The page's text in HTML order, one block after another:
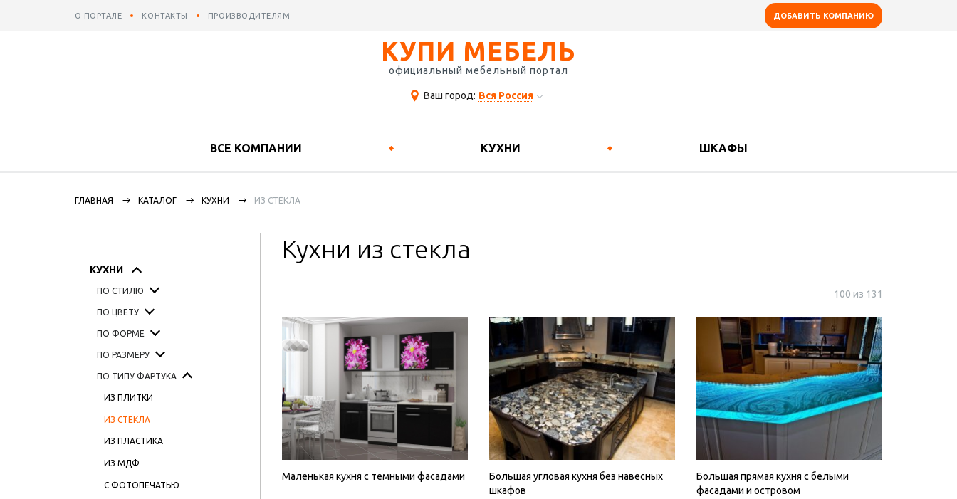
О ПОРТАЛЕ КОНТАКТЫ ПРОИЗВОДИТЕЛЯМ ДОБАВИТЬ КОМПАНИЮ
КУПИ МЕБЕЛЬ
официальный мебельный портал
Ваш город: Вся Россия
ВСЕ КОМПАНИИ КУХНИ ШКАФЫ
ГЛАВНАЯ КАТАЛОГ КУХНИ ИЗ СТЕКЛА
КУХНИ
ПО СТИЛЮ
ПО ЦВЕТУ
ПО ФОРМЕ
ПО РАЗМЕРУ
ПО ТИПУ ФАРТУКА
ИЗ ПЛИТКИ
ИЗ СТЕКЛА
ИЗ ПЛАСТИКА
ИЗ МДФ
С ФОТОПЕЧАТЬЮ
Кухни из стекла
100 из 131
Маленькая кухня с темными фасадами
Большая угловая кухня без навесных
шкафов
Большая прямая кухня с белыми
фасадами и островом